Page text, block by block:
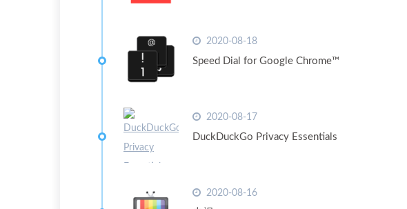
2020-08-18
Speed Dial for Google Chrome™
2020-08-17
DuckDuckGo Privacy Essentials
2020-08-16